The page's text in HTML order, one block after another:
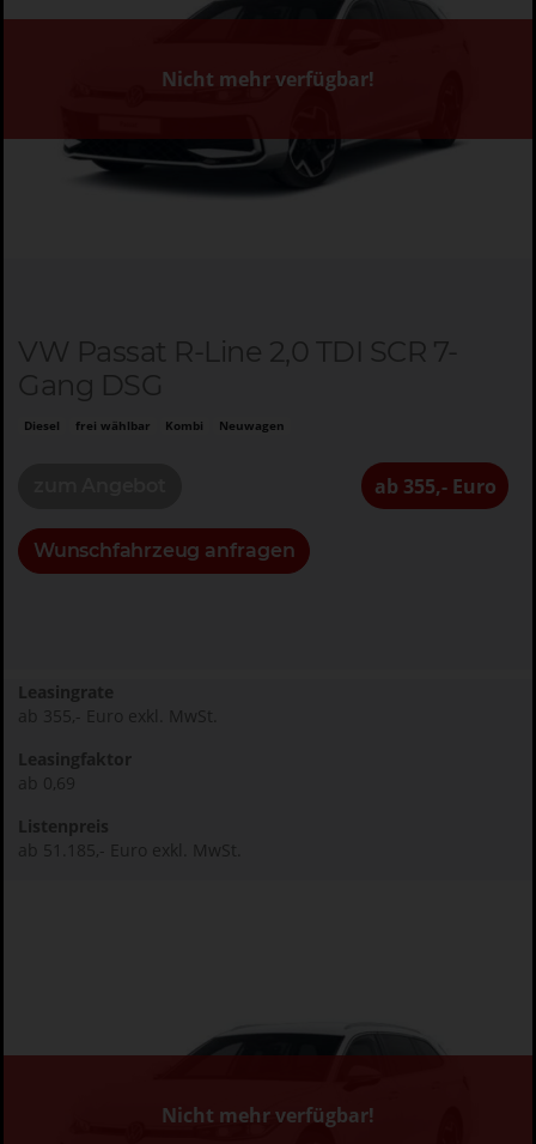
Nicht mehr verfügbar!
VW Passat R-Line 2,0 TDI SCR 7-
Gang DSG
Diesel frei wählbar Kombi Neuwagen
ab 355,- Euro
Wunschfahrzeug anfragen
Leasingrate
ab 355,- Euro exkl. MwSt.
Leasingfaktor
ab 0,69
Listenpreis
ab 51.185,- Euro exkl. MwSt.
Nicht mehr verfügbar!